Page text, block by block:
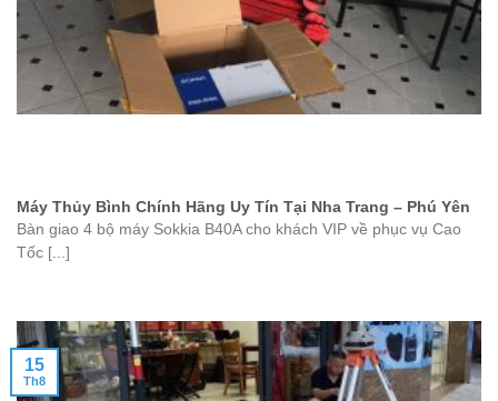
Máy Thủy Bình Chính Hãng Uy Tín Tại Nha Trang – Phú Yên
Bàn giao 4 bộ máy Sokkia B40A cho khách VIP về phục vụ Cao
Tốc [...]
15
Th8